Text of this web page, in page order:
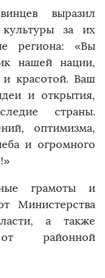
выразил
культуры за их
региона: «Вы
нашей нации,
красотой. Ваш
и открытия,
страны.
оптимизма,
и огромного
грамоты и
Министерства
а также
районной